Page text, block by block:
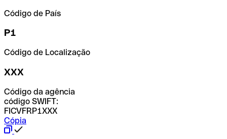
Código de País
P1
Código de Localização
XXX
Código da agência
código SWIFT:
FICVFRP1XXX
Cópia